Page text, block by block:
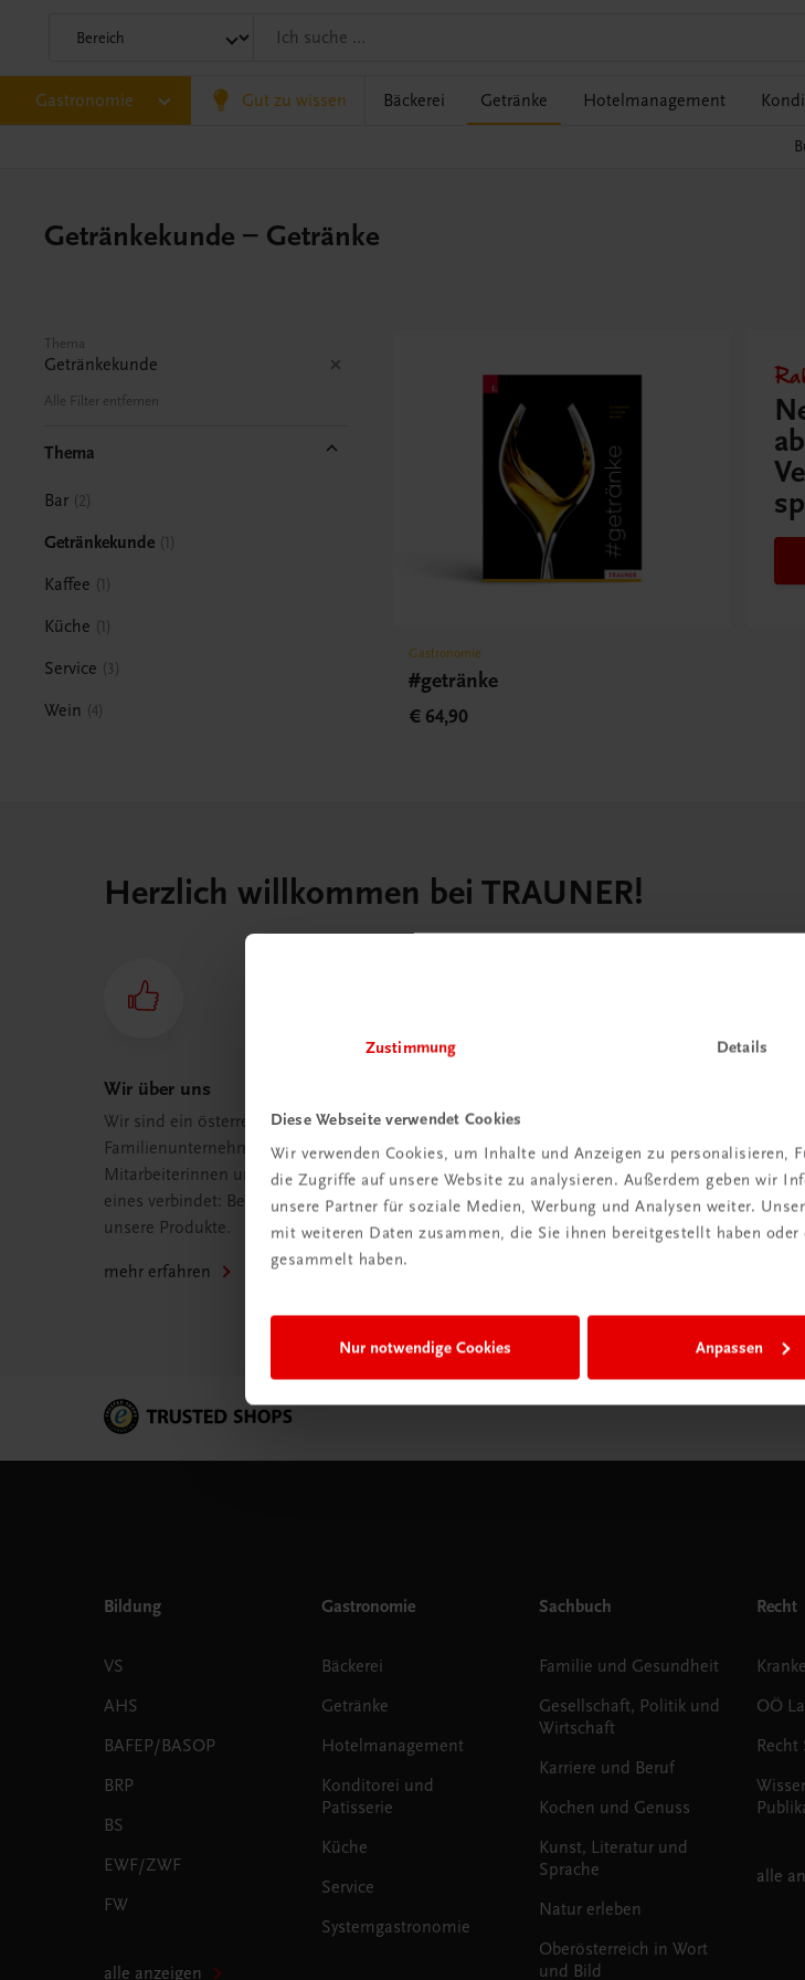
Zustimmung Details
Diese Webseite verwendet Cookies
Wir verwenden Cookies, um Inhalte und Anzeigen zu personalisieren,
die Zugriffe auf unsere Website zu analysieren. Außerdem geben wir
unsere Partner für soziale Medien, Werbung und Analysen weiter.
mit weiteren Daten zusammen, die Sie ihnen bereitgestellt haben
gesammelt haben.
Nur notwendige Cookies Anpassen
Gastronomie Gut zu wissen Bäckerei Getränke Hotelmanagement
Getränkekunde – Getränke
Thema
Getränkekunde
Alle Filter entfernen
Thema
Bar 2
Getränkekunde 1
Kaffee 1
Küche 1
Service 3
Wein 4
Gastronomie
#getränke
€ 64,90
Herzlich willkommen bei TRAUNER!
Wir über uns
Wir sind ein österreichisches
Familienunternehmen mit 75
Mitarbeiterinnen und Mitarbeitern, die
eines verbindet: Begeisterung für
unsere Produkte.
mehr erfahren
Köglstraße 14 | 4020 Linz
Österreich/Austria
Tel.:+43 732 778241
Mail:
Bildung
VS
AHS
BAFEP/BASOP
BRP
BS
EWF/ZWF
FW
alle anzeigen
Gastronomie
Bäckerei
Getränke
Hotelmanagement
Konditorei und
Patisserie
Küche
Service
Systemgastronomie
Sachbuch
Familie und Gesundheit
Gesellschaft, Politik und
Wirtschaft
Karriere und Beruf
Kochen und Genuss
Kunst, Literatur und
Sprache
Natur erleben
Oberösterreich in Wort
und Bild
Recht
OÖ
Recht
alle